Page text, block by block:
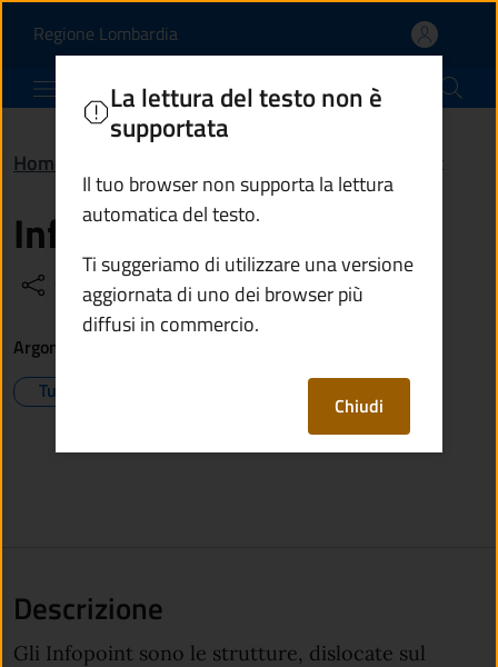
Info Point | Comune di
Regione Lombardia(apre in un'altra scheda).
Comune di Ponte di Legno
Home Info Point
Info Point
Condividi Vedi azioni
La lettura del testo non è
supportata
Il tuo browser non supporta la lettura
automatica del testo.
Ti suggeriamo di utilizzare una versione
aggiornata di uno dei browser più
diffusi in commercio.
Chiudi
Argomenti
Turismo
Descrizione
Gli Infopoint sono le strutture, dislocate sul